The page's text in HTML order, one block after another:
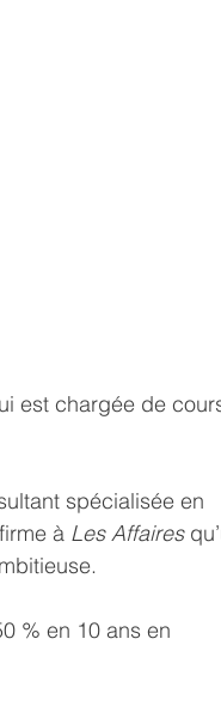
est chargée de
spécialisée en
à Les Affaires
% en 10 ans en